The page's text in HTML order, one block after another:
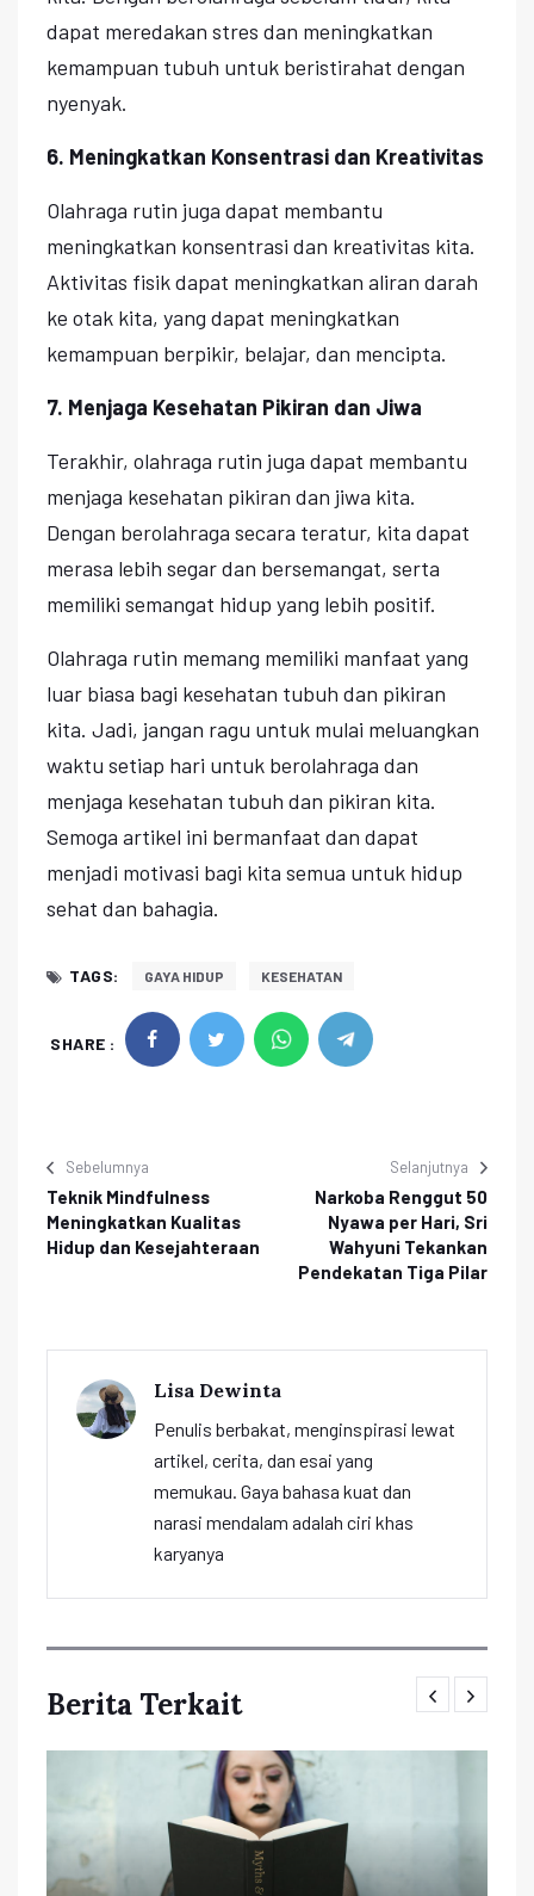
dapat meredakan stres dan meningkatkan
kemampuan tubuh untuk beristirahat dengan
nyenyak.
6. Meningkatkan Konsentrasi dan Kreativitas
Olahraga rutin juga dapat membantu
meningkatkan konsentrasi dan kreativitas kita.
Aktivitas fisik dapat meningkatkan aliran darah
ke otak kita, yang dapat meningkatkan
kemampuan berpikir, belajar, dan mencipta.
7. Menjaga Kesehatan Pikiran dan Jiwa
Terakhir, olahraga rutin juga dapat membantu
menjaga kesehatan pikiran dan jiwa kita.
Dengan berolahraga secara teratur, kita dapat
merasa lebih segar dan bersemangat, serta
memiliki semangat hidup yang lebih positif.
Olahraga rutin memang memiliki manfaat yang
luar biasa bagi kesehatan tubuh dan pikiran
kita. Jadi, jangan ragu untuk mulai meluangkan
waktu setiap hari untuk berolahraga dan
menjaga kesehatan tubuh dan pikiran kita.
Semoga artikel ini bermanfaat dan dapat
menjadi motivasi bagi kita semua untuk hidup
sehat dan bahagia.
TAGS: GAYA HIDUP KESEHATAN
SHARE :
Sebelumnya
Teknik Mindfulness
Meningkatkan Kualitas
Hidup dan Kesejahteraan
Selanjutnya
Narkoba Renggut 50
Nyawa per Hari, Sri
Wahyuni Tekankan
Pendekatan Tiga Pilar
Lisa Dewinta
Penulis berbakat, menginspirasi lewat
artikel, cerita, dan esai yang
memukau. Gaya bahasa kuat dan
narasi mendalam adalah ciri khas
karyanya
Berita Terkait